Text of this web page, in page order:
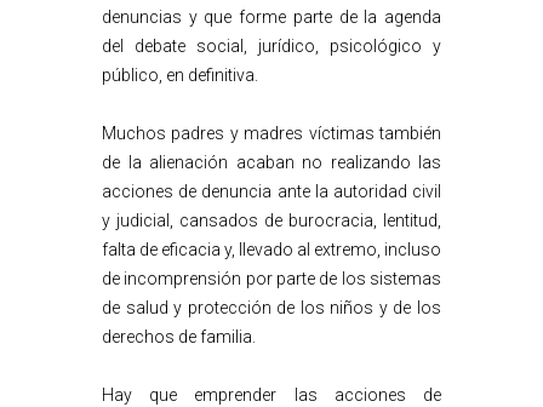
denuncias y que forme parte de la agenda
del debate social, jurídico, psicológico y
público, en definitiva.
Muchos padres y madres víctimas también
de la alienación acaban no realizando las
acciones de denuncia ante la autoridad civil
y judicial, cansados de burocracia, lentitud,
falta de eficacia y, llevado al extremo, incluso
de incomprensión por parte de los sistemas
de salud y protección de los niños y de los
derechos de familia.
Hay que emprender las acciones de